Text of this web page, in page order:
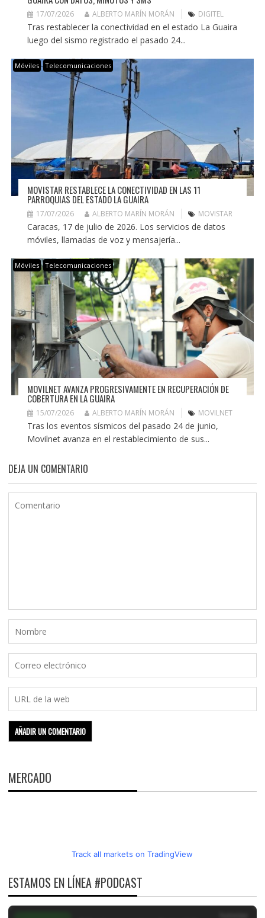
17/07/2026 ALBERTO MARÍN MORÁN DIGITEL
Tras restablecer la conectividad en el estado La Guaira
luego del sismo registrado el pasado 24...
Móviles Telecomunicaciones
MOVISTAR RESTABLECE LA CONECTIVIDAD EN LAS 11
PARROQUIAS DEL ESTADO LA GUAIRA
17/07/2026 ALBERTO MARÍN MORÁN MOVISTAR
Caracas, 17 de julio de 2026. Los servicios de datos
móviles, llamadas de voz y mensajería...
Móviles Telecomunicaciones
MOVILNET AVANZA PROGRESIVAMENTE EN RECUPERACIÓN DE
COBERTURA EN LA GUAIRA
15/07/2026 ALBERTO MARÍN MORÁN MOVILNET
Tras los eventos sísmicos del pasado 24 de junio,
Movilnet avanza en el restablecimiento de sus...
DEJA UN COMENTARIO
MERCADO
Track all markets on TradingView
ESTAMOS EN LÍNEA #PODCAST